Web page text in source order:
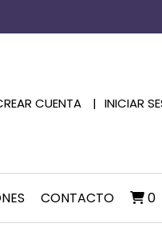
CUENTA INICIAR
CONTACTO 0